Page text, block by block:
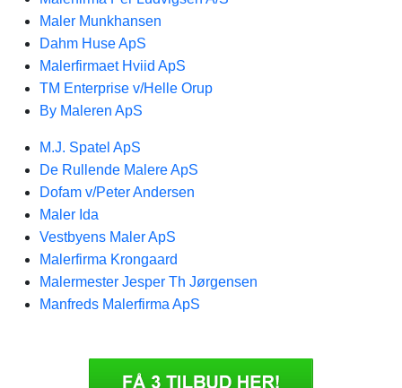
Maler Munkhansen
Dahm Huse ApS
Malerfirmaet Hviid ApS
TM Enterprise v/Helle Orup
By Maleren ApS
M.J. Spatel ApS
De Rullende Malere ApS
Dofam v/Peter Andersen
Maler Ida
Vestbyens Maler ApS
Malerfirma Krongaard
Malermester Jesper Th Jørgensen
Manfreds Malerfirma ApS